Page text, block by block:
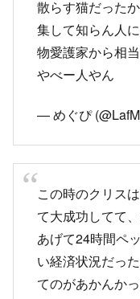
散らす猫だった
集して知らん人
物愛護家から相
やべー人やん
— めぐぴ
この時のクリス
て大成功してて
あげて24時間ペ
い経済状況だっ
てのがあかんか